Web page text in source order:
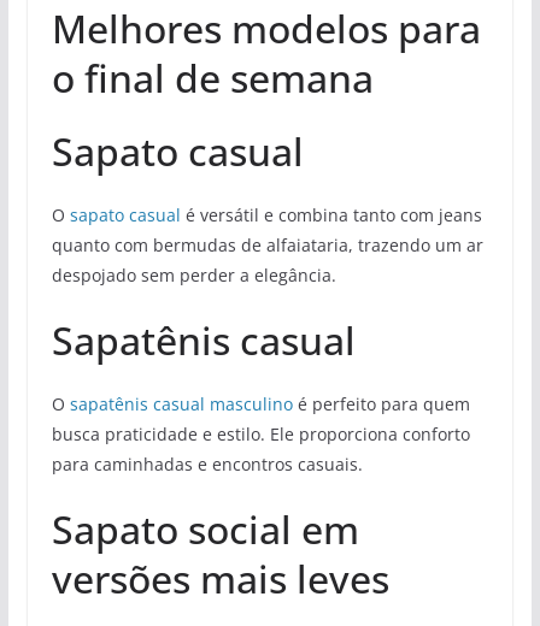
Melhores modelos para
o final de semana
Sapato casual
O sapato casual é versátil e combina tanto com jeans
quanto com bermudas de alfaiataria, trazendo um ar
despojado sem perder a elegância.
Sapatênis casual
O sapatênis casual masculinoé perfeito para quem
busca praticidade e estilo. Ele proporciona conforto
para caminhadas e encontros casuais.
Sapato social em
versões mais leves